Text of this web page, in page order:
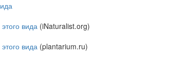
вида (iNaturalist.org)
вида (plantarium.ru)